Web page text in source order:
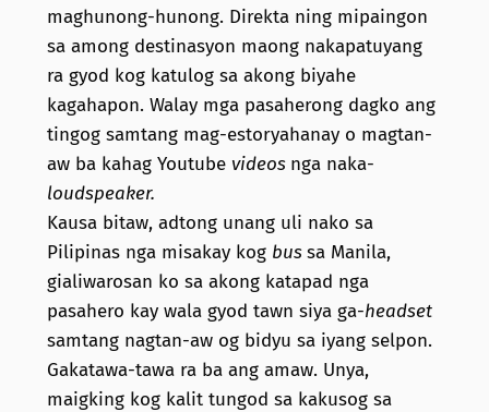
maghunong-hunong. Direkta ning mipaingon
sa among destinasyon maong nakapatuyang
ra gyod kog katulog sa akong biyahe
kagahapon. Walay mga pasaherong dagko ang
tingog samtang mag-estoryahanay o magtan-
aw ba kahag Youtube videos nga naka-
loudspeaker.
Kausa bitaw, adtong unang uli nako sa
Pilipinas nga misakay kog bussa Manila,
gialiwarosan ko sa akong katapad nga
pasahero kay wala gyod tawn siya ga-headset
samtang nagtan-aw og bidyu sa iyang selpon.
Gakatawa-tawa ra ba ang amaw. Unya,
maigking kog kalit tungod sa kakusog sa